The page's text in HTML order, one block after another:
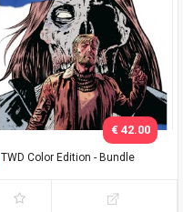
TWD Color Edition - Bundle
€ 42.00